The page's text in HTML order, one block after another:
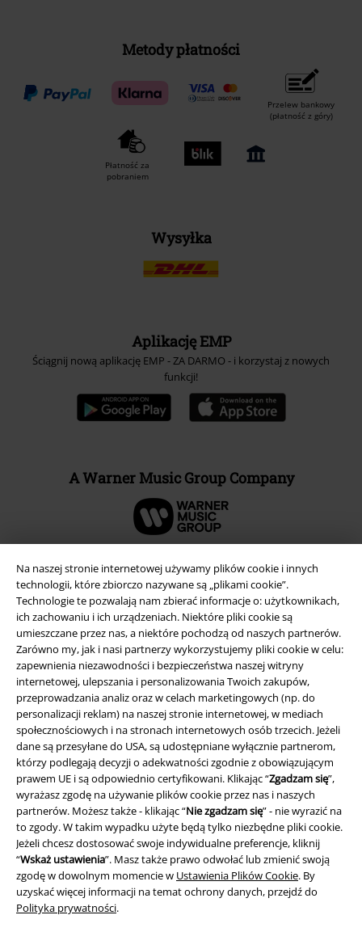
Na naszej stronie internetowej używamy plików cookie i innych
technologii, które zbiorczo nazywane są „plikami cookie”.
Technologie te pozwalają nam zbierać informacje o: użytkownikach,
ich zachowaniu i ich urządzeniach. Niektóre pliki cookie są
umieszczane przez nas, a niektóre pochodzą od naszych partnerów.
Zarówno my, jak i nasi partnerzy wykorzystujemy pliki cookie w celu:
zapewnienia niezawodności i bezpieczeństwa naszej witryny
internetowej, ulepszania i personalizowania Twoich zakupów,
przeprowadzania analiz oraz w celach marketingowych (np. do
personalizacji reklam) na naszej stronie internetowej, w mediach
społecznościowych i na stronach internetowych osób trzecich. Jeżeli
dane są przesyłane do USA, są udostępniane wyłącznie partnerom,
którzy podlegają decyzji o adekwatności zgodnie z obowiązującym
prawem UE i są odpowiednio certyfikowani. Klikając “Zgadzam się”,
wyrażasz zgodę na używanie plików cookie przez nas i naszych
partnerów. Możesz także - klikając “Nie zgadzam się” - nie wyrazić na
to zgody. W takim wypadku użyte będą tylko niezbędne pliki cookie.
Jeżeli chcesz dostosować swoje indywidualne preferencje, kliknij
“Wskaż ustawienia”. Masz także prawo odwołać lub zmienić swoją
zgodę w dowolnym momencie w Ustawienia Plików Cookie. By
uzyskać więcej informacji na temat ochrony danych, przejdź do
Polityka prywatności.
Metody płatności
Przelew bankowy
(płatność z góry)
Płatność za
pobraniem
Wysyłka
Aplikację EMP
Ściągnij nową aplikację EMP - ZA DARMO - i korzystaj z nowych
funkcji!
A Warner Music Group Company
Informacje prawne
Regulamin
Dane firmy
Polityka prywatności
Unieszkodliwianie odpadów i ochrona środowiska
Deklaracja Zgodności